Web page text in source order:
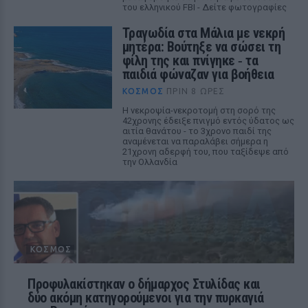
του ελληνικού FBI - Δείτε φωτογραφίες
Τραγωδία στα Μάλια με νεκρή
μητέρα: Βούτηξε να σώσει τη
φίλη της και πνίγηκε ‑ τα
παιδιά φώναζαν για βοήθεια
ΚΌΣΜΟΣ ΠΡΙΝ 8 ΏΡΕΣ
Η νεκροψία-νεκροτομή στη σορό της
42χρονης έδειξε πνιγμό εντός ύδατος ως
αιτία θανάτου - το 3χρονο παιδί της
αναμένεται να παραλάβει σήμερα η
21χρονη αδερφή του, που ταξίδεψε από
την Ολλανδία
ΚΌΣΜΟΣ
Προφυλακίστηκαν ο δήμαρχος Στυλίδας και
δύο ακόμη κατηγορούμενοι για την πυρκαγιά